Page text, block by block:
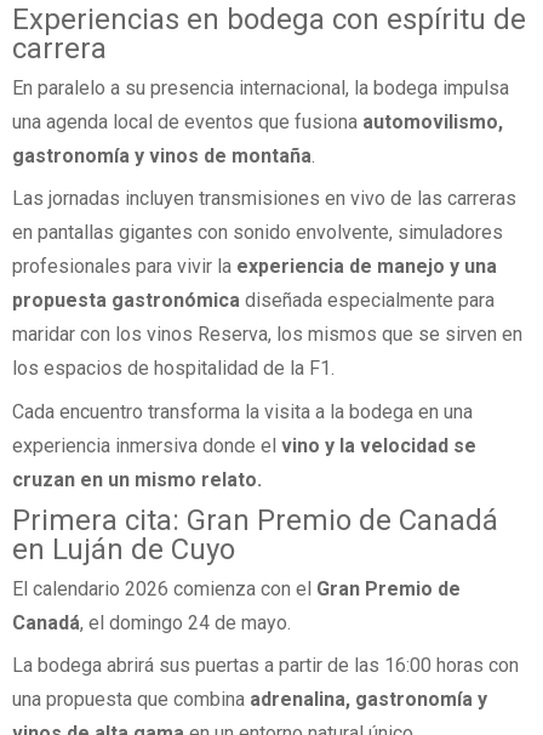
Experiencias en bodega con espíritu de
carrera
En paralelo a su presencia internacional, la bodega impulsa
una agenda local de eventos que fusiona automovilismo,
gastronomía y vinos de montaña.
Las jornadas incluyen transmisiones en vivo de las carreras
en pantallas gigantes con sonido envolvente, simuladores
profesionales para vivir la experiencia de manejo y una
propuesta gastronómica diseñada especialmente para
maridar con los vinos Reserva, los mismos que se sirven en
los espacios de hospitalidad de la F1.
Cada encuentro transforma la visita a la bodega en una
experiencia inmersiva donde el vino y la velocidad se
cruzan en un mismo relato.
Primera cita: Gran Premio de Canadá
en Luján de Cuyo
El calendario 2026 comienza con el Gran Premio de
Canadá, el domingo 24 de mayo.
La bodega abrirá sus puertas a partir de las 16:00 horas con
una propuesta que combina adrenalina, gastronomía y